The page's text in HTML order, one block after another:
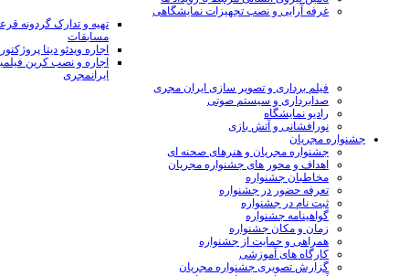
غرفه آرایی و نصب تجهیزات نمایشگاهی
تهیه و تدارک گردونه
مسابقات
اجاره ویدئو دیتا
اجاره و نصب کرین
ایرانمجری
فیلم برداری و تصویر سازی ایران مجری
صدابرداری و سیستم صوتی
رادیو نمایشگاه
نورافشانی و آتش بازی
جشنواره مجریان
جشنواره مجریان و هنرهای صحنه ای
اهداف و محور های جشنواره مجریان
مخاطبان جشنواره
تعرفه حضور در جشنواره
ثبت نام در جشنواره
گواهینامه جشنواره
زمان و مکان جشنواره
همراهی و حمایت از جشنواره
کارگاه های آموزشی
گزارش تصویری جشنواره مجریان